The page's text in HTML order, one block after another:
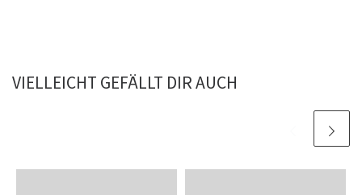
VIELLEICHT GEFÄLLT DIR AUCH